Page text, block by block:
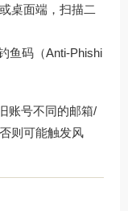
桌面端，扫描二
鱼码（Anti-Phishi
账号不同的邮箱/
则可能触发风